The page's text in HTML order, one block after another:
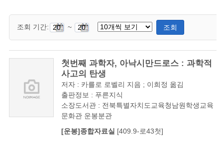
조회 기간: ~ 조회
첫번째 과학자, 아낙시만드로스 : 과학적
사고의 탄생
저자 : 카를로 로벨리 지음 ; 이희정 옮김
출판정보 : 푸른지식
소장도서관 : 전북특별자치도교육청남원학생교육
문화관 운봉분관
[운봉]종합자료실 [409.9-로43첫]